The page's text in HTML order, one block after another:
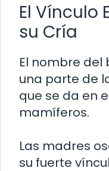
El Vínculo
su Cría
El nombre del
una parte de
que se da en
mamíferos.
Las madres
su fuerte